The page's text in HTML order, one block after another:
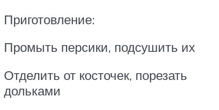
Приготовление:
Промыть персики, подсушить их
Отделить от косточек, порезать
дольками